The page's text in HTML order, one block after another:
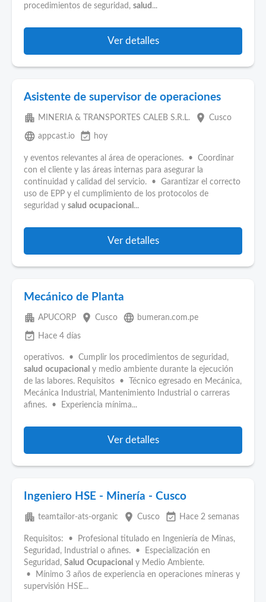
procedimientos de seguridad, salud ...
Ver detalles
Asistente de supervisor de operaciones
apartment MINERIA & TRANSPORTES CALEB S.R.L. place Cusco
language appcast.io event_available hoy
y eventos relevantes al área de operaciones. • Coordinar
con el cliente y las áreas internas para asegurar la
continuidad y calidad del servicio. • Garantizar el correcto
uso de EPP y el cumplimiento de los protocolos de
seguridad y salud ocupacional ...
Ver detalles
Mecánico de Planta
apartment APUCORP place Cusco language bumeran.com.pe
event_available Hace 4 días
operativos. • Cumplir los procedimientos de seguridad,
salud ocupacional y medio ambiente durante la ejecución
de las labores. Requisitos • Técnico egresado en Mecánica,
Mecánica Industrial, Mantenimiento Industrial o carreras
afines. • Experiencia mínima...
Ver detalles
Ingeniero HSE - Minería - Cusco
apartment teamtailor-ats-organic place Cusco event_available Hace 2 semanas
Requisitos: • Profesional titulado en Ingeniería de Minas,
Seguridad, Industrial o afines. • Especialización en
Seguridad, Salud Ocupacional y Medio Ambiente.
• Mínimo 3 años de experiencia en operaciones mineras y
supervisión HSE...